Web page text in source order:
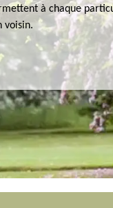
à chaque
voisin.